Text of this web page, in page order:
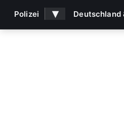
Polizei ▾ Deutschland